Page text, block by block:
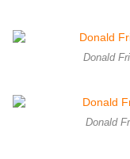
Donald
Donald